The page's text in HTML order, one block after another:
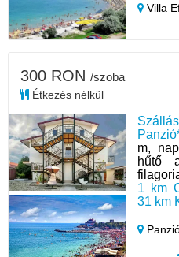
Villa
m,
hűtő
1 km
31 km
300 RON /szoba
Étkezés nélkül